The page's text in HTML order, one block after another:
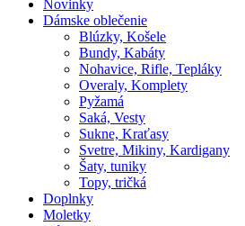
Novinky
Dámske oblečenie
Blúzky, Košele
Bundy, Kabáty
Nohavice, Rifle, Tepláky
Overaly, Komplety
Pyžamá
Saká, Vesty
Sukne, Kraťasy
Svetre, Mikiny, Kardigany
Šaty, tuniky
Topy, tričká
Doplnky
Moletky